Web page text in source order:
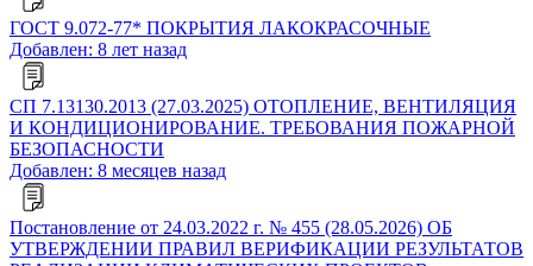
ГОСТ 9.072-77* ПОКРЫТИЯ ЛАКОКРАСОЧНЫЕ
Добавлен: 8 лет назад
СП 7.13130.2013 (27.03.2025) ОТОПЛЕНИЕ, ВЕНТИЛЯЦИЯ
И КОНДИЦИОНИРОВАНИЕ. ТРЕБОВАНИЯ ПОЖАРНОЙ
БЕЗОПАСНОСТИ
Добавлен: 8 месяцев назад
Постановление от 24.03.2022 г. № 455 (28.05.2026) ОБ
УТВЕРЖДЕНИИ ПРАВИЛ ВЕРИФИКАЦИИ РЕЗУЛЬТАТОВ